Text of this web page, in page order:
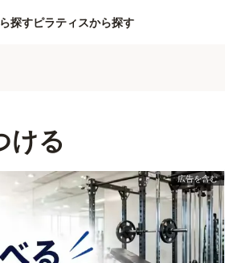
探すピラティスから探す
ける